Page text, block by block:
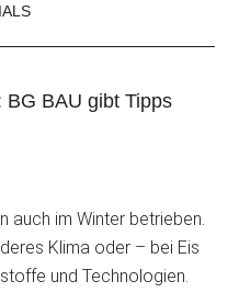
BG BAU gibt Tipps
auch im Winter betrieben.
Klima oder – bei Eis
und Technologien.